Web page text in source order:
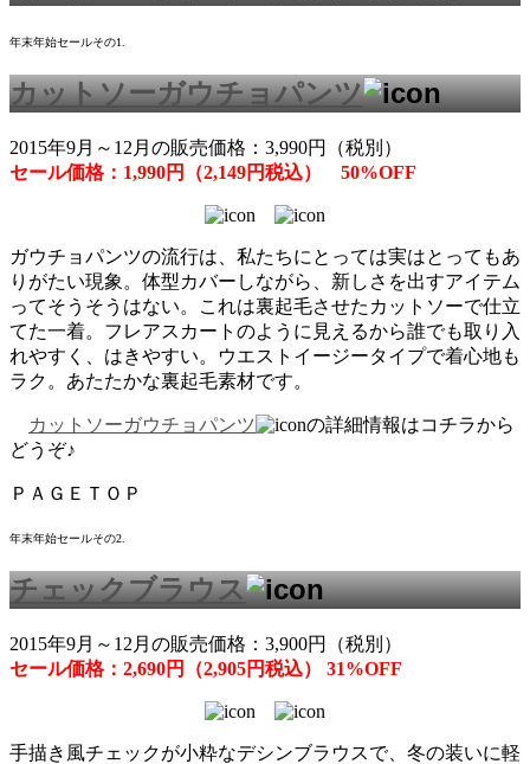
年末年始セールその1.
カットソーガウチョパンツ
2015年9月～12月の販売価格：3,990円（税別）
セール価格：1,990円（2,149円税込） 50%OFF
ガウチョパンツの流行は、私たちにとっては実はとってもあ
りがたい現象。体型カバーしながら、新しさを出すアイテム
ってそうそうはない。これは裏起毛させたカットソーで仕立
てた一着。フレアスカートのように見えるから誰でも取り入
れやすく、はきやすい。ウエストイージータイプで着心地も
ラク。あたたかな裏起毛素材です。
カットソーガウチョパンツ
の詳細情報はコチラから
どうぞ♪
ＰＡＧＥＴＯＰ
年末年始セールその2.
チェックブラウス
2015年9月～12月の販売価格：3,900円（税別）
セール価格：2,690円（2,905円税込） 31%OFF
手描き風チェックが小粋なデシンブラウスで、冬の装いに軽